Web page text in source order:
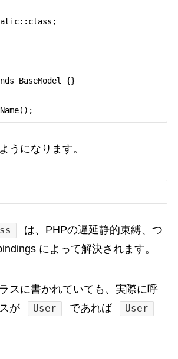
BaseModel {}
うになります。
は、PHPの遅延静的束縛、つ
によって解決されます。
スに書かれていても、実際に呼
が
User であれば User